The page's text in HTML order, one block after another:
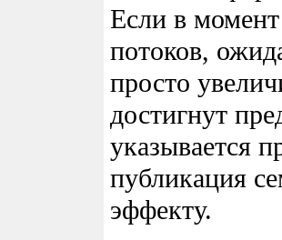
Если в
потоков,
просто
достигнут
указывается
публикация
эффекту.